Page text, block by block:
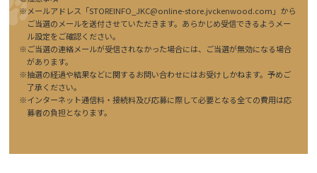
※メールアドレス「STOREINFO_JKC@online-store.jvckenwood.com」から
ご当選のメールを送付させていただきます。あらかじめ受信できるようメー
ル設定をご確認ください。
※ご当選の連絡メールが受信されなかった場合には、ご当選が無効になる場合
があります。
※抽選の経過や結果などに関するお問い合わせにはお受けしかねます。予めご
了承ください。
※インターネット通信料・接続料及び応募に際して必要となる全ての費用は応
募者の負担となります。